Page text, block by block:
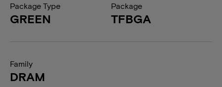
Package Type
GREEN
Package
TFBGA
Family
DRAM